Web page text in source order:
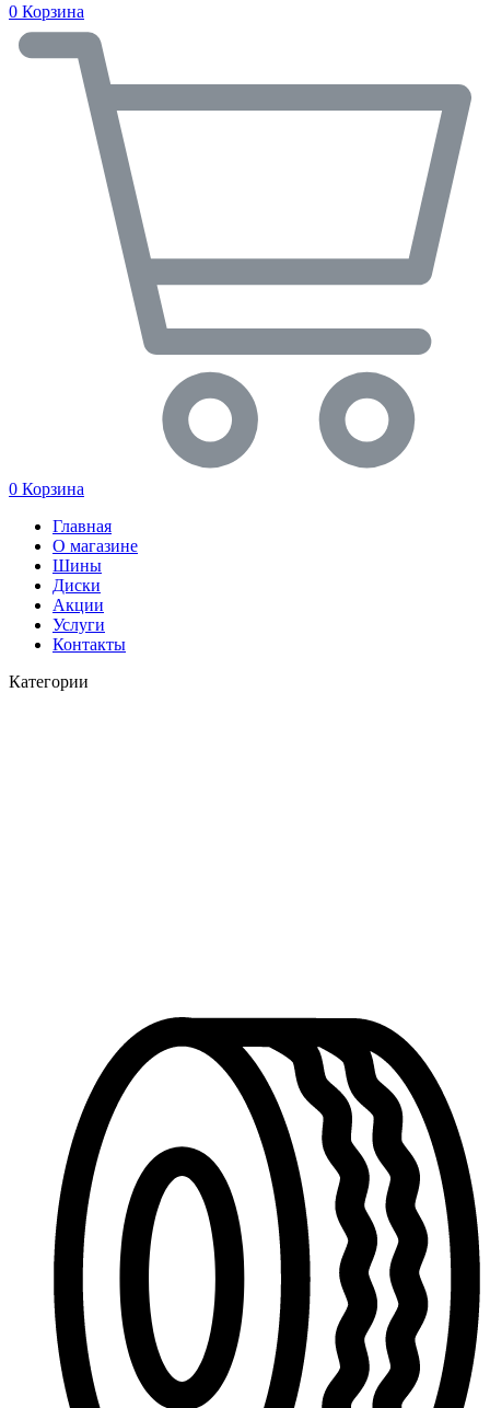
0 Корзина
0 Корзина
Главная
О магазине
Шины
Диски
Акции
Услуги
Контакты
Категории